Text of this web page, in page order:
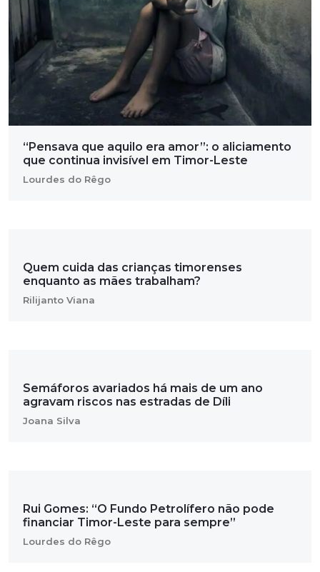
“Pensava que aquilo era amor”: o aliciamento
que continua invisível em Timor-Leste
Lourdes do Rêgo
Quem cuida das crianças timorenses
enquanto as mães trabalham?
Rilijanto Viana
Semáforos avariados há mais de um ano
agravam riscos nas estradas de Díli
Joana Silva
Rui Gomes: “O Fundo Petrolífero não pode
financiar Timor-Leste para sempre”
Lourdes do Rêgo